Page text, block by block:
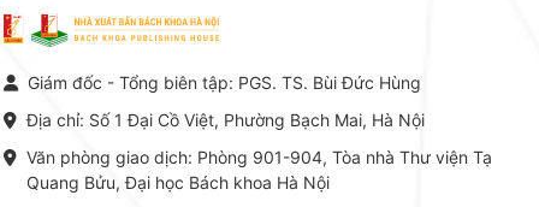
vực Hóa học phân tích tại Việt
Nam hiện nay. Bộ sách mang
đến một hệ thống tri thức hoàn
thuật thực hành -> Ứng dụng
khoa Hà Nội ấn hành cả hai
lý. Các
Giám đốc - Tổng biên tập: PGS. TS. Bùi Đức Hùng
Địa chỉ: Số 1 Đại Cồ Việt, Phường Bạch Mai, Hà Nội
Văn phòng giao dịch: Phòng 901-904, Tòa nhà Thư viện Tạ
Quang Bửu, Đại học Bách khoa Hà Nội